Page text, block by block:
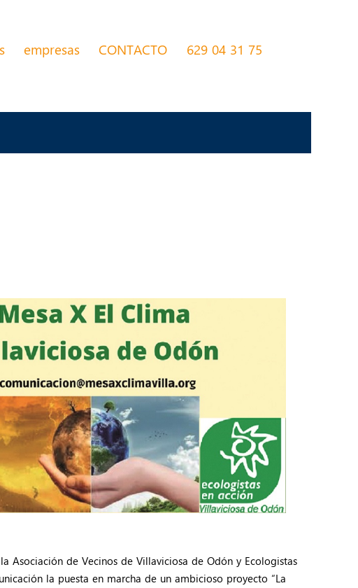
empresas CONTACTO 629 04 31 75
Asociación de Vecinos de Villaviciosa de Odón y Ecologistas
la puesta en marcha de un ambicioso proyecto “La